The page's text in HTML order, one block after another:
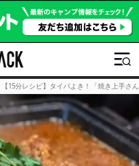
【15分レシピ】タイパよき！「焼き上手さ